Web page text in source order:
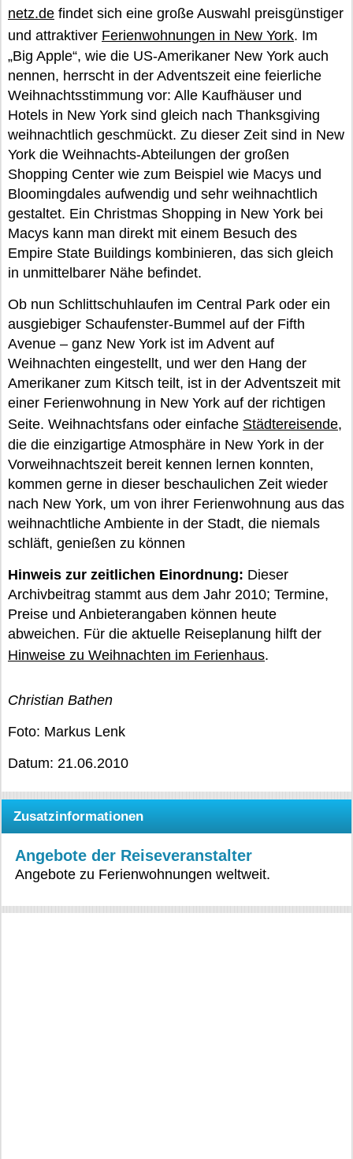
netz.de findet sich eine große Auswahl preisgünstiger
und attraktiver Ferienwohnungen in New York. Im
„Big Apple“, wie die US-Amerikaner New York auch
nennen, herrscht in der Adventszeit eine feierliche
Weihnachtsstimmung vor: Alle Kaufhäuser und
Hotels in New York sind gleich nach Thanksgiving
weihnachtlich geschmückt. Zu dieser Zeit sind in New
York die Weihnachts-Abteilungen der großen
Shopping Center wie zum Beispiel wie Macys und
Bloomingdales aufwendig und sehr weihnachtlich
gestaltet. Ein Christmas Shopping in New York bei
Macys kann man direkt mit einem Besuch des
Empire State Buildings kombinieren, das sich gleich
in unmittelbarer Nähe befindet.
Ob nun Schlittschuhlaufen im Central Park oder ein
ausgiebiger Schaufenster-Bummel auf der Fifth
Avenue – ganz New York ist im Advent auf
Weihnachten eingestellt, und wer den Hang der
Amerikaner zum Kitsch teilt, ist in der Adventszeit mit
einer Ferienwohnung in New York auf der richtigen
Seite. Weihnachtsfans oder einfache Städtereisende,
die die einzigartige Atmosphäre in New York in der
Vorweihnachtszeit bereit kennen lernen konnten,
kommen gerne in dieser beschaulichen Zeit wieder
nach New York, um von ihrer Ferienwohnung aus das
weihnachtliche Ambiente in der Stadt, die niemals
schläft, genießen zu können
Hinweis zur zeitlichen Einordnung: Dieser
Archivbeitrag stammt aus dem Jahr 2010; Termine,
Preise und Anbieterangaben können heute
abweichen. Für die aktuelle Reiseplanung hilft der
Hinweise zu Weihnachten im Ferienhaus.
Christian Bathen
Foto: Markus Lenk
Datum: 21.06.2010
Zusatzinformationen
Angebote der Reiseveranstalter
Angebote zu Ferienwohnungen weltweit.